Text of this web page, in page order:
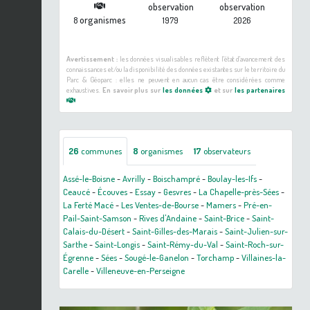
8organismes
observation
1979
observation
2026
Avertissement :les données visualisables reflètent l'état d'avancement des
connaissances et/ou la disponibilité des données existantes sur le territoire du
Parc & Géoparc : elles ne peuvent en aucun cas être considérées comme
exhaustives. En savoir plus sur les données et surles partenaires
26 communes 8 organismes 17 observateurs
Assé-le-Boisne-Avrilly-Boischampré-Boulay-les-Ifs-
Ceaucé-Écouves-Essay-Gesvres-La Chapelle-près-Sées-
La Ferté Macé-Les Ventes-de-Bourse-Mamers-Pré-en-
Pail-Saint-Samson -Rives d'Andaine-Saint-Brice-Saint-
Calais-du-Désert-Saint-Gilles-des-Marais-Saint-Julien-sur-
Sarthe-Saint-Longis-Saint-Rémy-du-Val -Saint-Roch-sur-
Égrenne-Sées-Sougé-le-Ganelon -Torchamp-Villaines-la-
Carelle-Villeneuve-en-Perseigne